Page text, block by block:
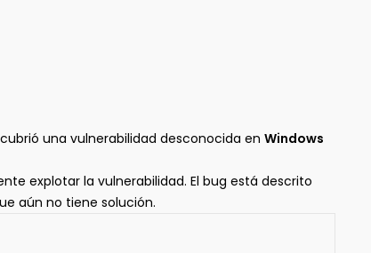
una vulnerabilidad desconocida en Windows
explotar la vulnerabilidad. El bug está descrito
aún no tiene solución.